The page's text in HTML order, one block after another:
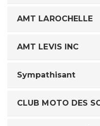
AMT LAROCHELLE
AMT LEVIS INC
Sympathisant
CLUB MOTO DES